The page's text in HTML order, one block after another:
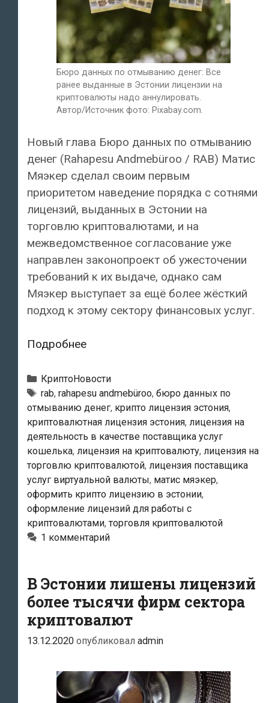
Бюро данных по отмыванию денег: Все
ранее выданные в Эстонии лицензии на
криптовалюты надо аннулировать.
Автор/Источник фото: Pixabay.com.
Новый глава Бюро данных по отмыванию
денег (Rahapesu Andmebüroo / RAB) Матис
Мяэкер сделал своим первым
приоритетом наведение порядка с сотнями
лицензий, выданных в Эстонии на
торговлю криптовалютами, и на
межведомственное согласование уже
направлен законопроект об ужесточении
требований к их выдаче, однако сам
Мяэкер выступает за ещё более жёсткий
подход к этому сектору финансовых услуг.
ПодробнееБюро
по
отмыванию
денег:
«Все
ранее
выданные
в
Эстонии
лицензии
на
криптовалюты
аннулировать»
Рубрики
КриптоНовости
Тэги
rab, rahapesu andmebüroo, бюро данных по
отмыванию денег, крипто лицензия эстония,
криптовалютная лицензия эстония, лицензия на
деятельность в качестве поставщика услуг
кошелька, лицензия на криптовалюту, лицензия на
торговлю криптовалютой, лицензия поставщика
услуг виртуальной валюты, матис мяэкер,
оформить крипто лицензию в эстонии,
оформление лицензий для работы с
криптовалютами,торговля криптовалютой
1 комментарий
В Эстонии лишены лицензий
более тысячи фирм сектора
криптовалют
13.12.2020 опубликовал admin